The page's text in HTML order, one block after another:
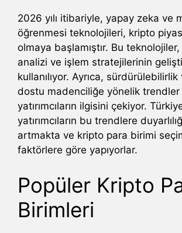
2026 yılı itibariyle, yapay zeka ve
öğrenmesi teknolojileri, kripto
olmaya başlamıştır. Bu
analizi ve işlem stratejilerinin
kullanılıyor. Ayrıca,
dostu madenciliğe yönelik trendler
yatırımcıların ilgisini çekiyor.
yatırımcıların bu trendlere
artmakta ve kripto para birimi
faktörlere göre yapıyorlar.
Popüler Kripto
Birimleri